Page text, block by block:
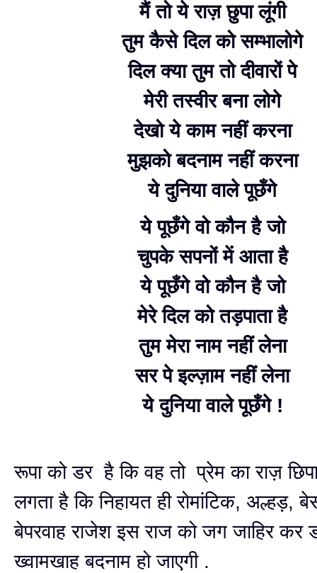
मैं तो ये राज़ छुपा लूंगी
तुम कैसे दिल को सम्भालोगे
दिल क्या तुम तो दीवारों पे
मेरी तस्वीर बना लोगे
देखो ये काम नहीं करना
मुझको बदनाम नहीं करना
ये दुनिया वाले पूछँगे
ये पूछँगे वो कौन है जो
चुपके सपनों में आता है
ये पूछँगे वो कौन है जो
मेरे दिल को तड़पाता है
तुम मेरा नाम नहीं लेना
सर पे इल्ज़ाम नहीं लेना
ये दुनिया वाले पूछँगे !
रूपा को डर है कि वह तो प्रेम का राज़
लगता है कि निहायत ही रोमांटिक, अल्हड़,
बेपरवाह राजेश इस राज को जग जाहिर कर
ख्वामखाह बदनाम हो जाएगी .